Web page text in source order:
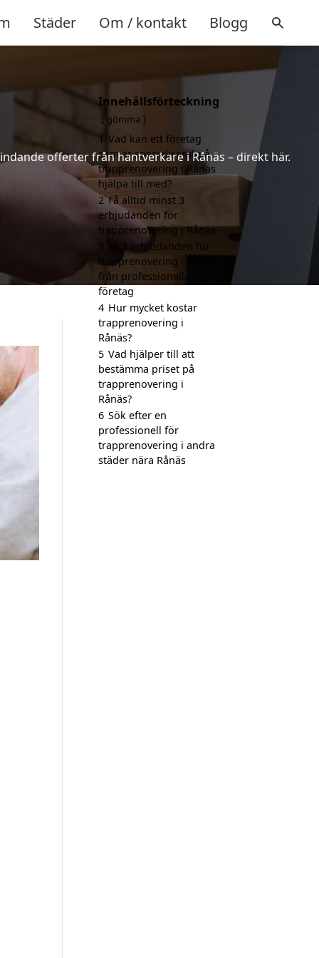
Städer Om / kontakt Blogg
offerter från hantverkare i Rånäs – direkt här.
Innehållsförteckning
gömma
1 Vad kan ett företag
som är specialiserat på
trapprenovering i Rånäs
hjälpa till med?
2 Få alltid minst 3
erbjudanden för
trapprenovering i Rånäs
3
Få 3 erbjudanden för
trapprenovering i Rånäs
från professionella
företag
4 Hur mycket kostar
trapprenovering i
Rånäs?
5 Vad hjälper till att
bestämma priset på
trapprenovering i
Rånäs?
6 Sök efter en
professionell för
trapprenovering i andra
städer nära Rånäs